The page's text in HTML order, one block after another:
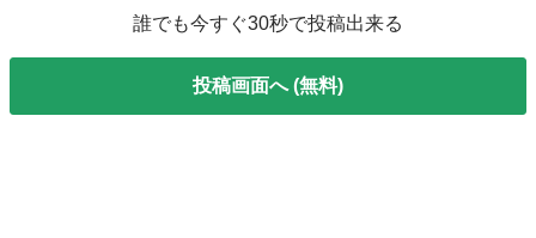
誰でも今すぐ30秒で投稿出来る
投稿画面へ (無料)